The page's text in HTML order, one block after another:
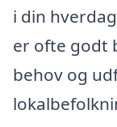
i din
er ofte godt
behov og